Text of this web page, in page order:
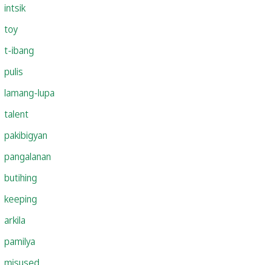
intsik
toy
t-ibang
pulis
lamang-lupa
talent
pakibigyan
pangalanan
butihing
keeping
arkila
pamilya